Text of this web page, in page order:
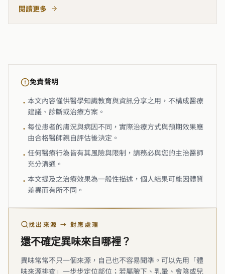
狐臭手術在正確術前評估後安全性與一般門診外科手術相
閱讀更多
免責聲明
• 本文內容僅供醫學知識教育與資訊分享之用，不構成醫療
建議、診斷或治療方案。
• 每位患者的膚況與病因不同，實際治療方式與預期效果應
由合格醫師親自評估後決定。
• 任何醫療行為皆有其風險與限制，請務必與您的主治醫師
充分溝通。
• 本文提及之治療效果為一般性描述，個人結果可能因體質
差異而有所不同。
找出來源 → 對應處理
還不確定異味來自哪裡？
異味常常不只一個來源，自己也不容易聞準。可以先用「體
味來源排查」一步步定位部位；若屬腋下、乳暈、會陰或兒